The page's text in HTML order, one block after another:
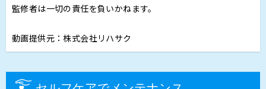
監修者は一切の責任を負いかねます。
動画提供元：株式会社リハサク